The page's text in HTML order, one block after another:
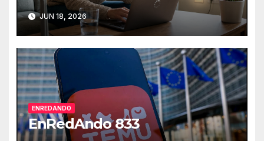
JUN 18, 2026
ENREDANDO
EnRedAndo 833